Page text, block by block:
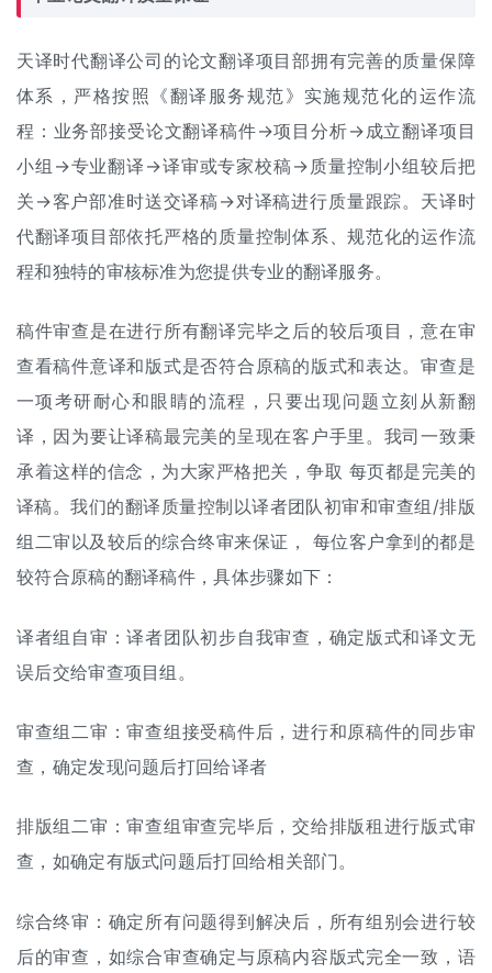
天译时代翻译公司的论文翻译项目部拥有完善的质量保障
体系，严格按照《翻译服务规范》实施规范化的运作流
程：业务部接受论文翻译稿件→项目分析→成立翻译项目
小组→专业翻译→译审或专家校稿→质量控制小组较后把
关→客户部准时送交译稿→对译稿进行质量跟踪。天译时
代翻译项目部依托严格的质量控制体系、规范化的运作流
程和独特的审核标准为您提供专业的翻译服务。
稿件审查是在进行所有翻译完毕之后的较后项目，意在审
查看稿件意译和版式是否符合原稿的版式和表达。审查是
一项考研耐心和眼睛的流程，只要出现问题立刻从新翻
译，因为要让译稿最完美的呈现在客户手里。我司一致秉
承着这样的信念，为大家严格把关，争取 每页都是完美的
译稿。我们的翻译质量控制以译者团队初审和审查组/排版
组二审以及较后的综合终审来保证， 每位客户拿到的都是
较符合原稿的翻译稿件，具体步骤如下：
译者组自审：译者团队初步自我审查，确定版式和译文无
误后交给审查项目组。
审查组二审：审查组接受稿件后，进行和原稿件的同步审
查，确定发现问题后打回给译者
排版组二审：审查组审查完毕后，交给排版租进行版式审
查，如确定有版式问题后打回给相关部门。
综合终审：确定所有问题得到解决后，所有组别会进行较
后的审查，如综合审查确定与原稿内容版式完全一致，语